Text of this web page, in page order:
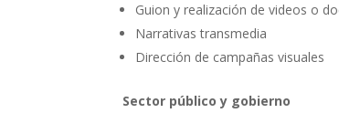
Guion y realización de videos o
Narrativas transmedia
Dirección de campañas visuales
Sector público y gobierno